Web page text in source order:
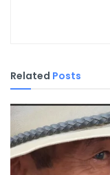
Related Posts